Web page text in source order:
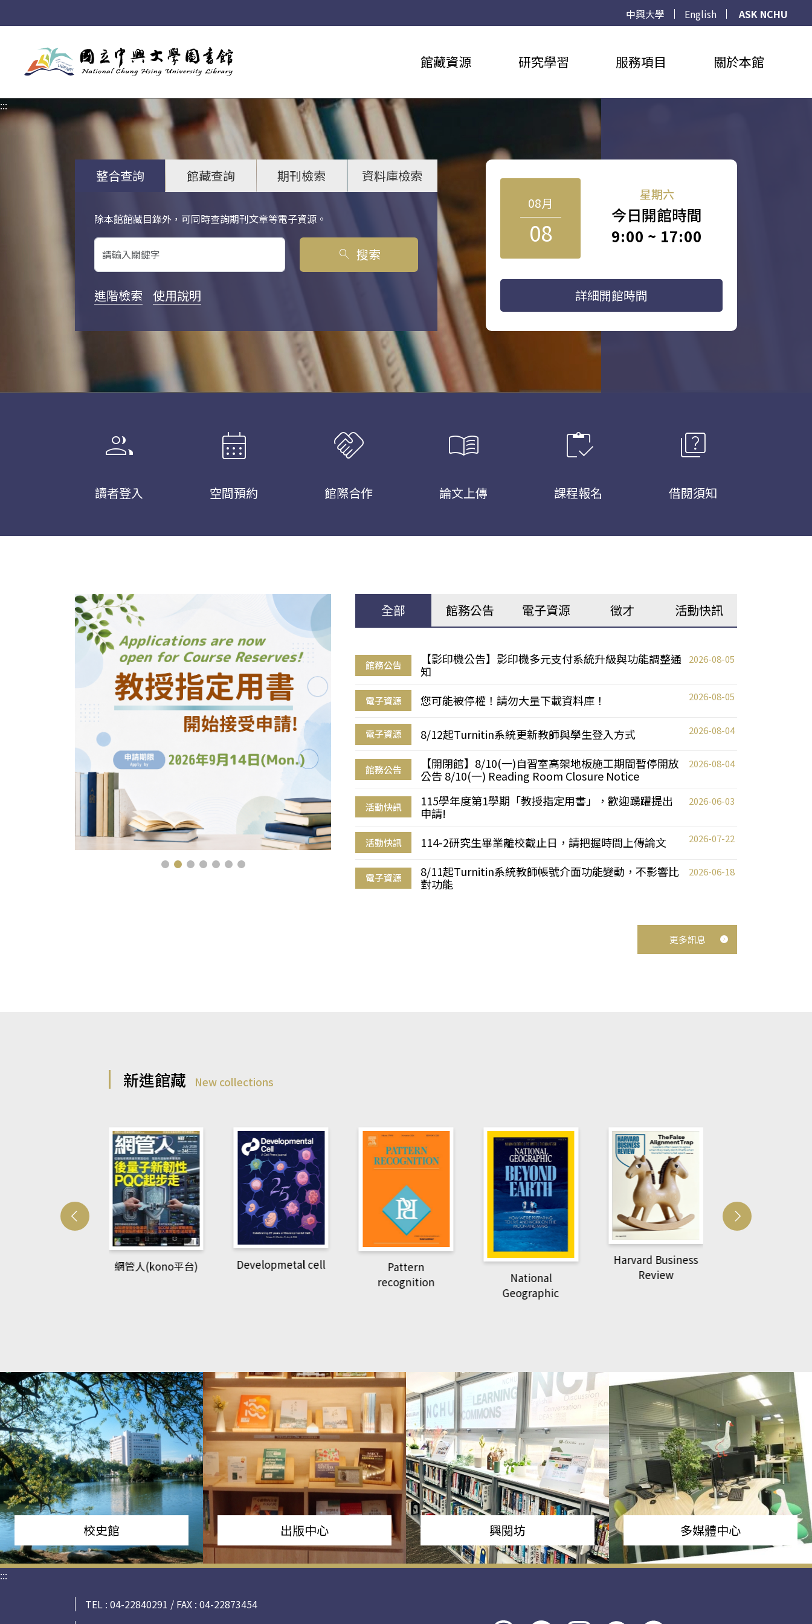
中興大學 English
ASK NCHU
館藏資源 研究學習 服務項目 關於本館
:::
整合查詢 館藏查詢 期刊檢索 資料庫檢索
除本館館藏目錄外，可同時查詢期刊文章等電子資源。
關鍵字搜尋
search 搜索
進階檢索 使用說明
08月
08
星期六
今日開館時間
9:00 ~ 17:00
詳細開館時間
group
讀者登入
calendar_month
空間預約
handshake
館際合作
menu_book
論文上傳
inventory
課程報名
quiz
借閱須知
全部 館務公告 電子資源 徵才 活動快訊
館務公告
【影印機公告】影印機多元支付系統升級與功能調整通
知
2026-08-05
電子資源 您可能被停權！請勿大量下載資料庫！ 2026-08-05
電子資源 8/12起Turnitin系統更新教師與學生登入方式 2026-08-04
館務公告
【開閉館】8/10(一)自習室高架地板施工期間暫停開放
公告 8/10(一) Reading Room Closure Notice
2026-08-04
活動快訊
115學年度第1學期「教授指定用書」，歡迎踴躍提出
申請!
2026-06-03
活動快訊 114-2研究生畢業離校截止日，請把握時間上傳論文 2026-07-22
電子資源
8/11起Turnitin系統教師帳號介面功能變動，不影響比
對功能
2026-06-18
更多訊息
新進館藏 New collections
網管人(kono平台) Developmetal cell
Pattern
recognition
National
Geographic
Harvard Business
Review
校史館 出版中心 興閱坊 多媒體中心
:::
TEL : 04-22840291 / FAX : 04-22873454